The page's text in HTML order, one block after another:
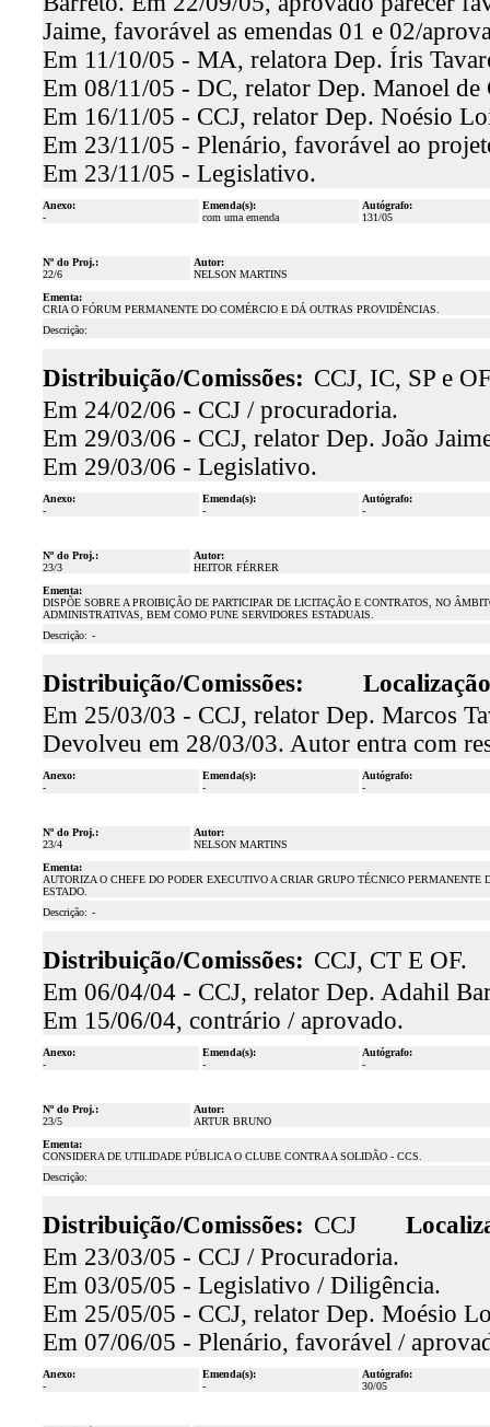
Jaime, favorável as emendas 01 e 02/
Em 11/10/05 - MA, relatora Dep. Íris
Em 08/11/05 - DC, relator Dep. Manoel
Em 16/11/05 - CCJ, relator Dep. Noésio
Em 23/11/05 - Plenário, favorável ao
Em 23/11/05 - Legislativo.
Anexo:
-
Emenda(s):
com uma emenda
Autógrafo:
131/05
Nº do Proj.:
22/6
Autor:
NELSON MARTINS
Ementa:
CRIA O FÓRUM PERMANENTE DO COMÉRCIO E DÁ OUTRAS PROVIDÊNCIAS.
Descrição:
Distribuição/Comissões: CCJ, IC, SP e
Em 24/02/06 - CCJ / procuradoria.
Em 29/03/06 - CCJ, relator Dep. João
Em 29/03/06 - Legislativo.
Anexo:
-
Emenda(s):
-
Autógrafo:
-
Nº do Proj.:
23/3
Autor:
HEITOR FÉRRER
Ementa:
DISPÕE SOBRE A PROIBIÇÃO DE PARTICIPAR DE LICITAÇÃO E CONTRATOS, NO
ADMINISTRATIVAS, BEM COMO PUNE SERVIDORES ESTADUAIS.
Descrição: -
Distribuição/Comissões:
Em 25/03/03 - CCJ, relator Dep. Marcos
Devolveu em 28/03/03. Autor entra com
Anexo:
-
Emenda(s):
-
Autógrafo:
-
Nº do Proj.:
23/4
Autor:
NELSON MARTINS
Ementa:
AUTORIZA O CHEFE DO PODER EXECUTIVO A CRIAR GRUPO TÉCNICO
ESTADO.
Descrição: -
Distribuição/Comissões: CCJ, CT E OF.
Em 06/04/04 - CCJ, relator Dep. Adahil
Em 15/06/04, contrário / aprovado.
Anexo:
-
Emenda(s):
-
Autógrafo:
-
Nº do Proj.:
23/5
Autor:
ARTUR BRUNO
Ementa:
CONSIDERA DE UTILIDADE PÚBLICA O CLUBE CONTRA A SOLIDÃO - CCS.
Descrição:
Distribuição/Comissões: CCJ
Em 23/03/05 - CCJ / Procuradoria.
Em 03/05/05 - Legislativo / Diligência.
Em 25/05/05 - CCJ, relator Dep. Moésio
Em 07/06/05 - Plenário, favorável /
Anexo:
-
Emenda(s):
-
Autógrafo:
30/05